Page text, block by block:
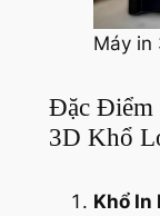
Máy in
Đặc Điểm
3D Khổ
Khổ In